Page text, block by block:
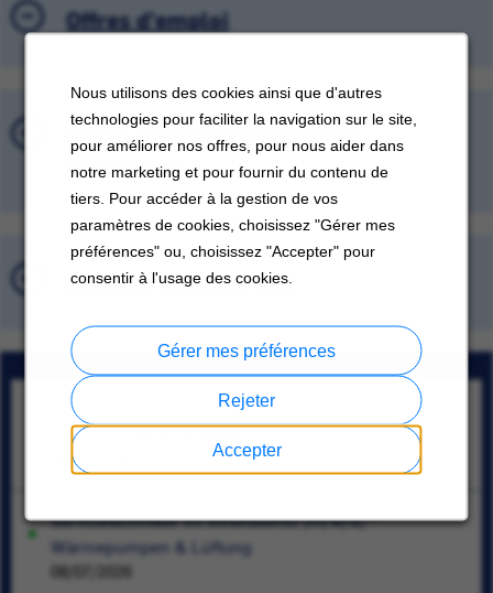
Nous utilisons des cookies ainsi que d'autres
technologies pour faciliter la navigation sur le site,
pour améliorer nos offres, pour nous aider dans
notre marketing et pour fournir du contenu de
tiers. Pour accéder à la gestion de vos
paramètres de cookies, choisissez "Gérer mes
préférences" ou, choisissez "Accepter" pour
consentir à l'usage des cookies.
Accepter
Rejeter
Gérer mes préférences
Offres d'emploi
Offres d'emploi récemment
consultées
Emplois sauvegardés
Technical Engineer
County of Cheshire, Angleterre
08/07/2026
Servicetechniker im Innendienst (m/w/d) -
Wärmepumpen & Lüftung
08/07/2026